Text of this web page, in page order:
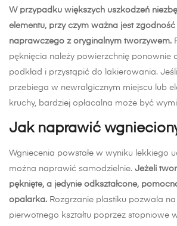
W przypadku większych uszkodzeń
elementu, przy czym ważna jest zgodność
naprawczego z oryginalnym tworzywem.
pęknięcia należy powierzchnię ponownie
podkład i przystąpić do lakierowania.
przebiega w newralgicznym miejscu lub
kruchy, bardziej opłacalna może być
Jak naprawić
Wgniecenia powstałe w wyniku lekkiego
można naprawić samodzielnie. Jeżeli
pęknięte, a jedynie odkształcone,
opalarka. Rozgrzanie plastiku pozwala
pierwotnego kształtu poprzez stopniowe